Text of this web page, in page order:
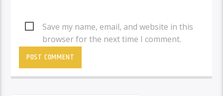
Save my name, email, and website in this
browser for the next time I comment.